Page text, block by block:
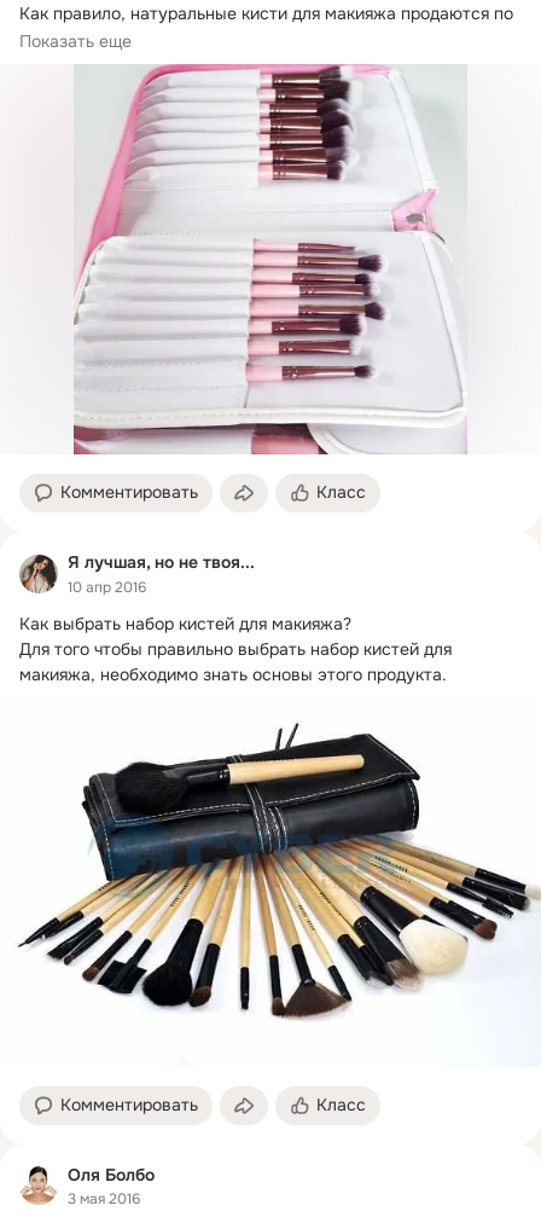
Как правило, натуральные кисти для макияжа продаются по
значительно...
Показать еще
Комментировать Класс
Я лучшая, но не твоя...
10 апр 2016
Как выбрать набор кистей для макияжа?
Для того чтобы правильно выбрать набор кистей для
макияжа, необходимо знать основы этого продукта.
Комментировать Класс
Оля Болбо
3 мая 2016